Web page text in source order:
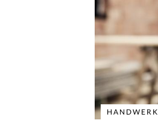
HANDWERK